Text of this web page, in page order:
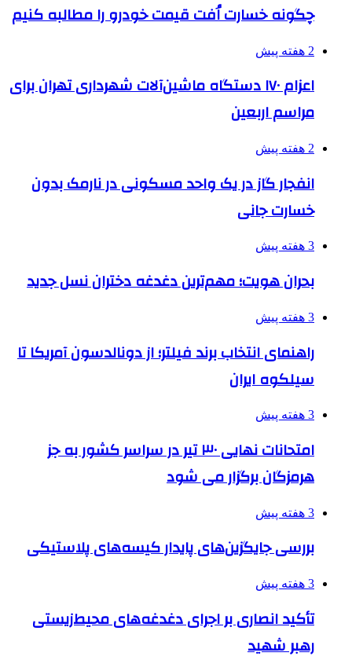
چگونه خسارت اُفت قیمت خودرو را مطالبه کنیم
2 هفته پیش
اعزام ۱۷۰ دستگاه ماشین‌آلات شهرداری تهران برای
مراسم اربعین
2 هفته پیش
انفجار گاز در یک واحد مسکونی در نارمک بدون
خسارت جانی
3 هفته پیش
بحران هویت؛ مهم‌ترین دغدغه دختران نسل جدید
3 هفته پیش
راهنمای انتخاب برند فیلتر؛ از دونالدسون آمریکا تا
سیلکوه ایران
3 هفته پیش
امتحانات نهایی ۳۰ تیر در سراسر کشور به جز
هرمزگان برگزار می شود
3 هفته پیش
بررسی جایگزین‌های پایدار کیسه‌های پلاستیکی
3 هفته پیش
تأکید انصاری بر اجرای دغدغه‌های محیط‌زیستی
رهبر شهید